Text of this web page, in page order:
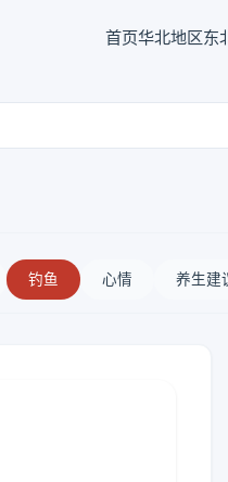
首页华北地区东
钓鱼 心情 养生建